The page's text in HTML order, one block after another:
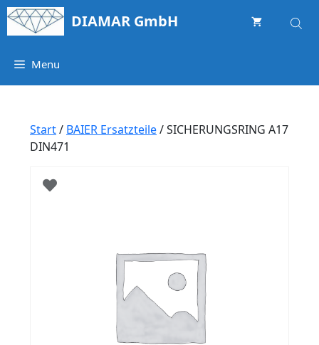
Springe
zum
DIAMAR GmbH
Menu
Start/ BAIER Ersatzteile/ SICHERUNGSRING A17
DIN471